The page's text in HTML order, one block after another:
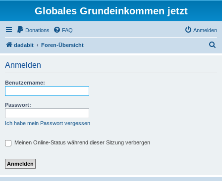
Globales Grundeinkommen jetzt
Donations FAQ Anmelden
dadabit Foren-Übersicht
Anmelden
Benutzername:
Passwort:
Ich habe mein Passwort vergessen
Meinen Online-Status während dieser Sitzung verbergen